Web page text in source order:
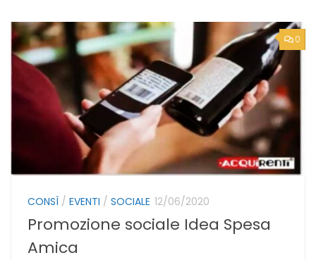
0
CONSÌ / EVENTI / SOCIALE 12/06/2020
Promozione sociale Idea Spesa
Amica